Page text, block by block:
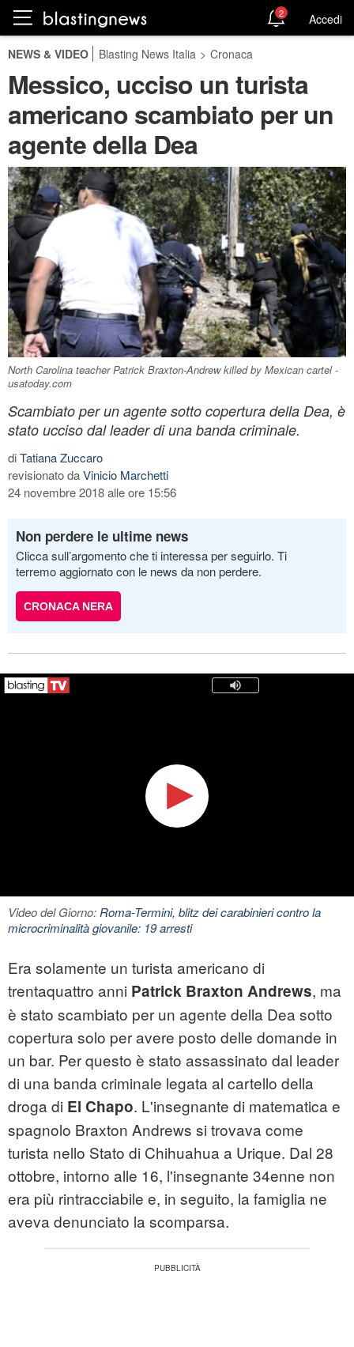
2 Accedi
NEWS & VIDEO Blasting News Italia > Cronaca
Messico, ucciso un turista
americano scambiato per un
agente della Dea
North Carolina teacher Patrick Braxton-Andrew killed by Mexican cartel -
usatoday.com
Scambiato per un agente sotto copertura della Dea, è
stato ucciso dal leader di una banda criminale.
diTatiana Zuccaro
revisionato daVinicio Marchetti
24 novembre 2018 alle ore 15:56
Non perdere le ultime news
Clicca sull’argomento che ti interessa per seguirlo. Ti
terremo aggiornato con le news da non perdere.
CRONACA NERA
Video del Giorno:Roma-Termini, blitz dei carabinieri contro la
microcriminalità giovanile: 19 arresti
Era solamente un turista americano di
trentaquattro anni Patrick Braxton Andrews, ma
è stato scambiato per un agente della Dea sotto
copertura solo per avere posto delle domande in
un bar. Per questo è stato assassinato dal leader
di una banda criminale legata al cartello della
droga di El Chapo. L'insegnante di matematica e
spagnolo Braxton Andrews si trovava come
turista nello Stato di Chihuahua a Urique. Dal 28
ottobre, intorno alle 16, l'insegnante 34enne non
era più rintracciabile e, in seguito, la famiglia ne
aveva denunciato la scomparsa.